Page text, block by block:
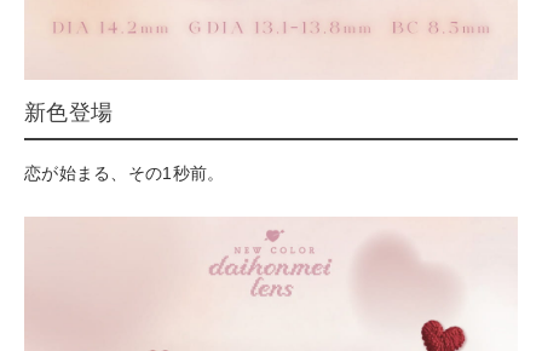
新色登場
恋が始まる、その1秒前。